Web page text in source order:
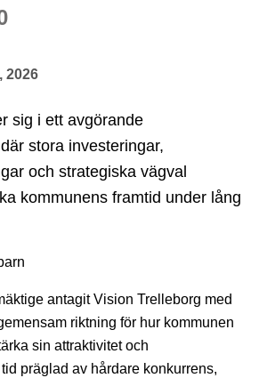
2026
sig i ett avgörande
stora investeringar,
och strategiska vägval
kommunens framtid under lång
antagit Vision Trelleborg med
riktning för hur kommunen
sin attraktivitet och
präglad av hårdare konkurrens,